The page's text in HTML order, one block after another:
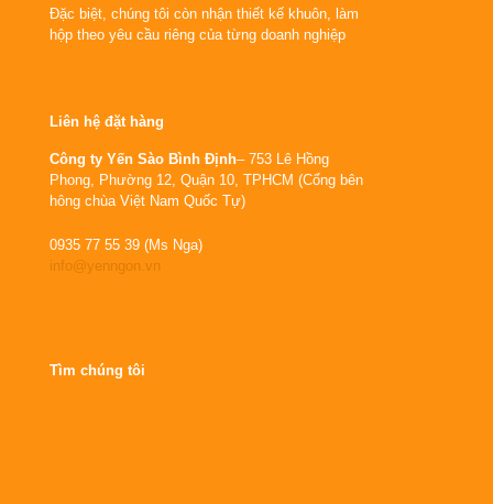
Đặc biệt, chúng tôi còn nhận thiết kế khuôn, làm
hộp theo yêu cầu riêng của từng doanh nghiệp
Liên hệ đặt hàng
Công ty Yến Sào Bình Định– 753 Lê Hồng
Phong, Phường 12, Quận 10, TPHCM (Cổng bên
hông chùa Việt Nam Quốc Tự)
0935 77 55 39 (Ms Nga)
info@yenngon.vn
Tìm chúng tôi